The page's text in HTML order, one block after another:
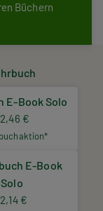
Büchern
E-Book Solo
€
E-Book
Solo
€